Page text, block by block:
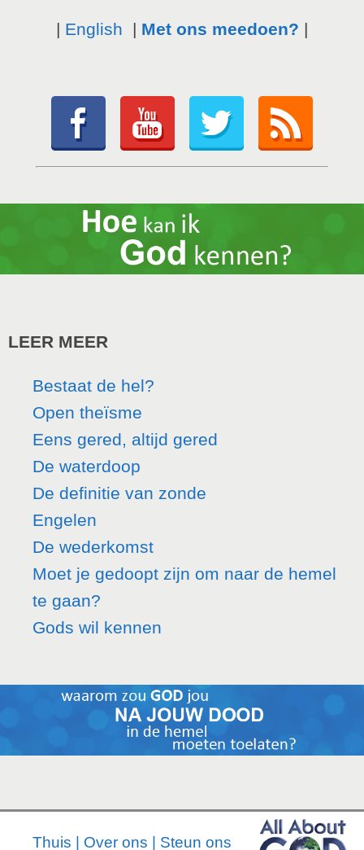
| English | Met ons meedoen? |
LEER MEER
Bestaat de hel?
Open theïsme
Eens gered, altijd gered
De waterdoop
De definitie van zonde
Engelen
De wederkomst
Moet je gedoopt zijn om naar de hemel
te gaan?
Gods wil kennen
Thuis Over ons Steun ons